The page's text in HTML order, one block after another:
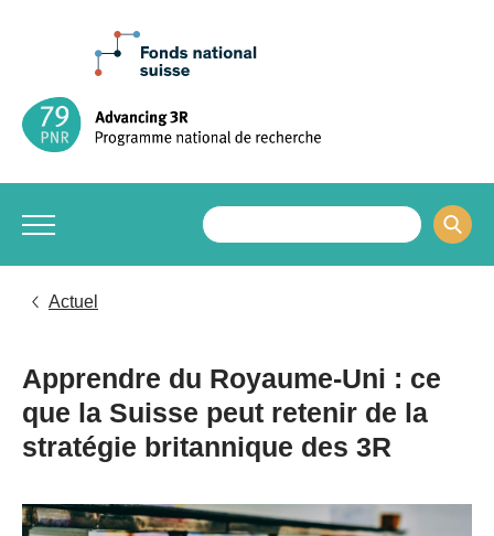
Actuel
Apprendre du Royaume-Uni : ce
que la Suisse peut retenir de la
stratégie britannique des 3R